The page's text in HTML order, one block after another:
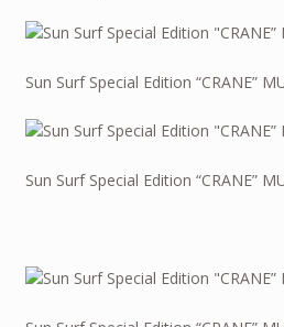
Sun Surf Special Edition “CRANE”
Sun Surf Special Edition “CRANE”